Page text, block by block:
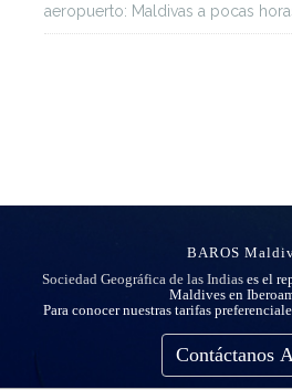
aeropuerto: Maldivas a pocas
BAROS
Sociedad Geográfica de las Indias es el
Maldives en
Para conocer nuestras tarifas
Contáctanos